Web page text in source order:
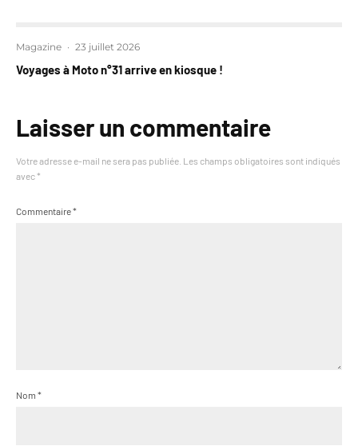
Magazine · 23 juillet 2026
Voyages à Moto n°31 arrive en kiosque !
Laisser un commentaire
Votre adresse e-mail ne sera pas publiée. Les champs obligatoires sont indiqués
avec *
Commentaire*
Nom *